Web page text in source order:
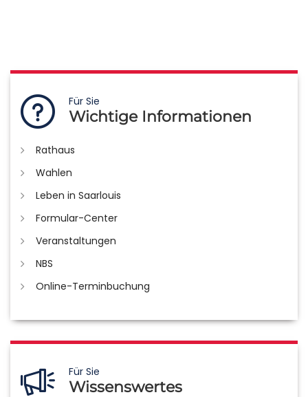
Für Sie
Wichtige Informationen
Rathaus
Wahlen
Leben in Saarlouis
Formular-Center
Veranstaltungen
NBS
Online-Terminbuchung
Für Sie
Wissenswertes